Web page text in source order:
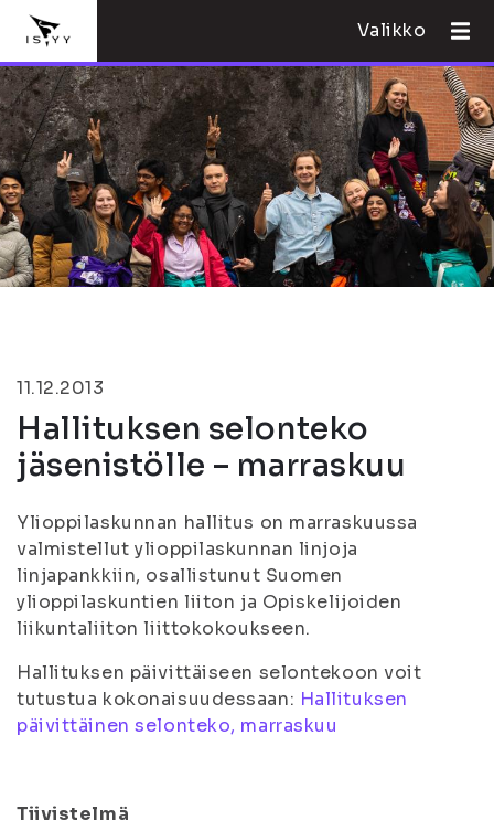
Valikko
11.12.2013
Hallituksen selonteko
jäsenistölle – marraskuu
Ylioppilaskunnan hallitus on marraskuussa
valmistellut ylioppilaskunnan linjoja
linjapankkiin, osallistunut Suomen
ylioppilaskuntien liiton ja Opiskelijoiden
liikuntaliiton liittokokoukseen.
Hallituksen päivittäiseen selontekoon voit
tutustua kokonaisuudessaan: Hallituksen
päivittäinen selonteko, marraskuu
Tiivistelmä